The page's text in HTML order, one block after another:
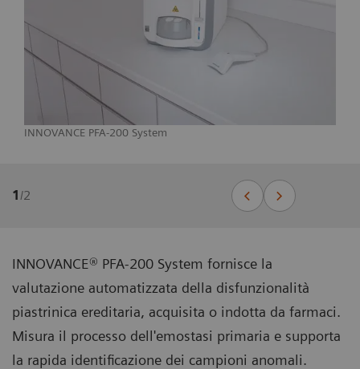
INNOVANCE PFA-200 System
1/2
INNOVANCE® PFA-200 System fornisce la
valutazione automatizzata della disfunzionalità
piastrinica ereditaria, acquisita o indotta da farmaci.
Misura il processo dell'emostasi primaria e supporta
la rapida identificazione dei campioni anomali.